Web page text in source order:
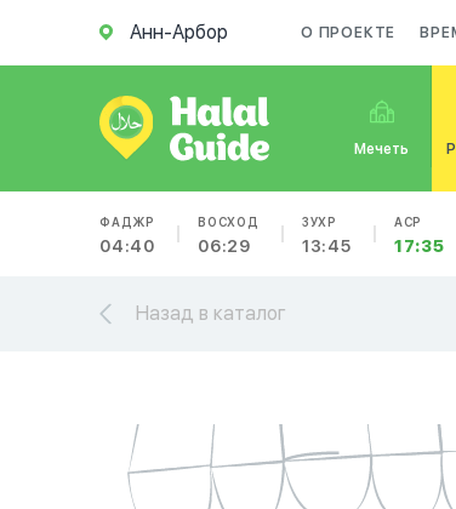
Анн-Арбор О ПРОЕКТЕ
Мечеть
ФАДЖР
04:40
ВОСХОД
06:29
ЗУХР
13:45
АСР
17:35
Назад в каталог